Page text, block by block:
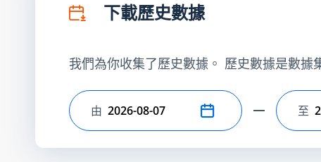
下載歷史數據
我們為你收集了歷史數據。 歷史數據是數
選擇開始日期
由 選
至